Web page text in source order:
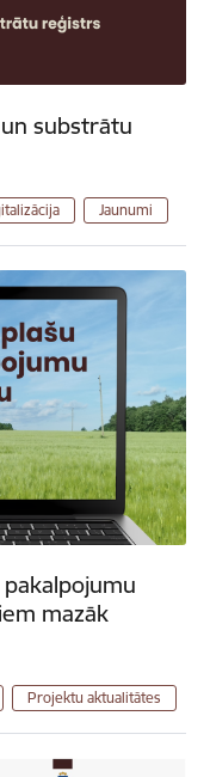
substrātu
Jaunumi
mazāk
Projektu aktualitātes